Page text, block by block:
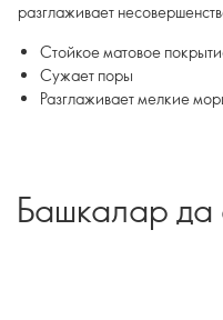
разглаживает
Стойкое матовое
Сужает поры
Разглаживает мелкие
Башкалар да